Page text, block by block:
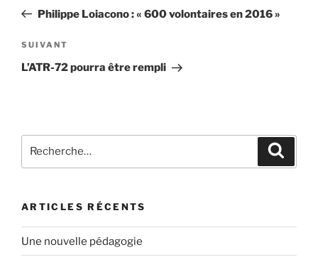
l’article
précédent
Philippe Loiacono : « 600 volontaires en 2016 »
Article
suivant
SUIVANT
L’ATR-72 pourra être rempli
pour
ARTICLES RÉCENTS
Une nouvelle pédagogie